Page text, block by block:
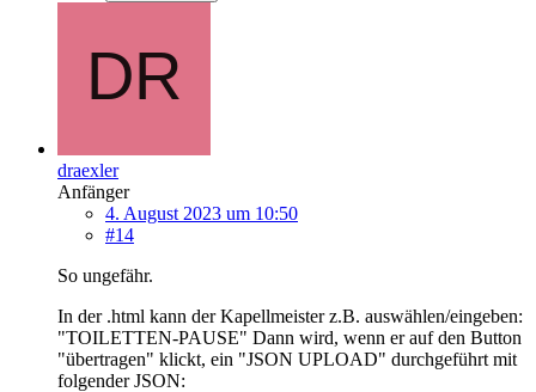
draexler
Anfänger
4. August 2023 um 10:50
#14
So ungefähr.
In der .html kann der Kapellmeister z.B. auswählen/eingeben:
"TOILETTEN-PAUSE" Dann wird, wenn er auf den Button
"übertragen" klickt, ein "JSON UPLOAD" durchgeführt mit
folgender JSON: